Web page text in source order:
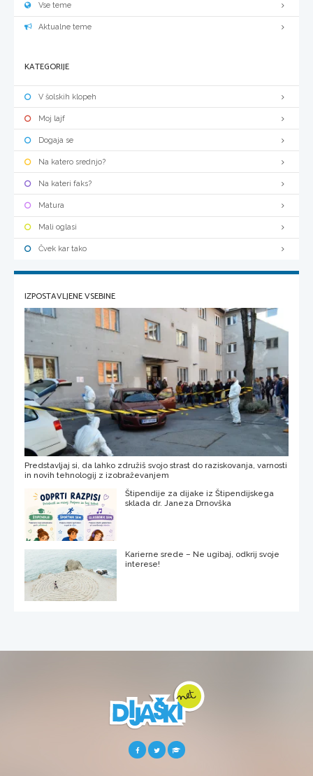
Vse teme
Aktualne teme
KATEGORIJE
V šolskih klopeh
Moj lajf
Dogaja se
Na katero srednjo?
Na kateri faks?
Matura
Mali oglasi
Čvek kar tako
IZPOSTAVLJENE VSEBINE
Predstavljaj si, da lahko združiš svojo strast do raziskovanja, varnosti
in novih tehnologij z izobraževanjem
Štipendije za dijake iz Štipendijskega
sklada dr. Janeza Drnovška
Karierne srede – Ne ugibaj, odkrij svoje
interese!